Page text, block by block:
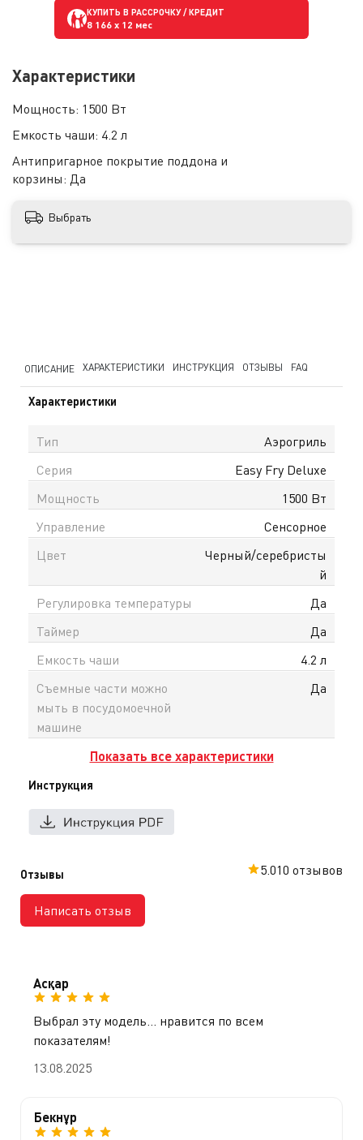
КУПИТЬ В РАССРОЧКУ / КРЕДИТ
8 166 x 12 мес
Характеристики
Мощность: 1500 Вт
Емкость чаши: 4.2 л
Антипригарное покрытие поддона и
корзины: Да
Выбрать
ОПИСАНИЕ ХАРАКТЕРИСТИКИ ИНСТРУКЦИЯ ОТЗЫВЫ FAQ
Характеристики
Тип
Аэрогриль
Серия
Easy Fry Deluxe
Мощность
1500 Вт
Управление
Сенсорное
Цвет
Черный/серебристы
й
Регулировка температуры
Да
Таймер
Да
Емкость чаши
4.2 л
Съемные части можно
мыть в посудомоечной
машине
Да
Показать все характеристики
Инструкция
Отзывы
Написать отзыв
5.010 отзывов
Асқар
Выбрал эту модель… нравится по всем
показателям!
13.08.2025
Бекнұр